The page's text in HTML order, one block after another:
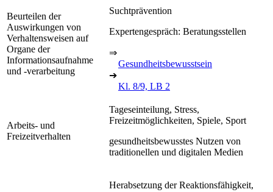
Beurteilen der
Auswirkungen von
Verhaltensweisen auf
Organe der
Informationsaufnahme
und -verarbeitung
Suchtprävention
Expertengespräch: Beratungsstellen
⇒
Gesundheitsbewusstsein
➔
Kl. 8/9, LB 2
Arbeits- und
Freizeitverhalten
Tageseinteilung, Stress,
Freizeitmöglichkeiten, Spiele, Sport
gesundheitsbewusstes Nutzen von
traditionellen und digitalen Medien
Herabsetzung der Reaktionsfähigkeit,